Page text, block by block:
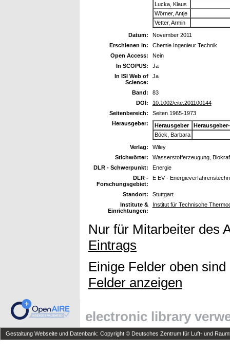
Lucka, Klaus
Wörner, Antje
Vetter, Armin
Datum:
November 2011
Erschienen in:
Chemie Ingenieur Technik
Open Access:
Nein
In SCOPUS:
Ja
In ISI Web of
Science:
Ja
Band:
83
DOI:
10.1002/cite.201100144
Seitenbereich:
Seiten 1965-1973
Herausgeber:
Herausgeber
Böck, Barbara
Verlag:
Wiley
Stichwörter:
Wasserstofferzeugung,
DLR - Schwerpunkt:
Energie
DLR -
Forschungsgebiet:
E EV -
Standort:
Stuttgart
Institute &
Einrichtungen:
Institut für Technische
Nur für Mitarbeiter des
Eintrags
Einige Felder oben
Felder anzeigen
electronic library
Gestaltung Webseite und Datenbank: Copyright © Deutsches Zentrum für Luft- und